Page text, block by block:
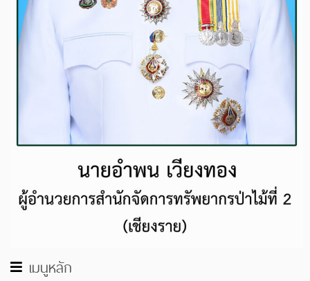
เมนูหลัก